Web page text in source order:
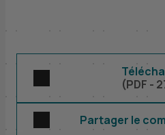
(PDF -
Partager le